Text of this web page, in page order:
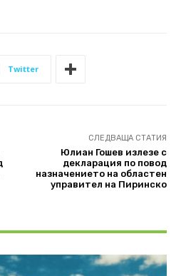
Twitter
СЛЕДВАЩА СТАТИЯ
Юлиан Гошев излезе с
декларация по повод
назначението на областен
управител на Пиринско